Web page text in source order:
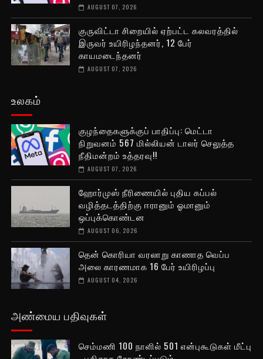
AUGUST 07, 2026
குருவிட்டா சிறையில் ஏற்பட்ட கலவரத்தில்
இருவர் உயிரிழந்தனர், 12 பேர்
காயமடைந்தனர்
AUGUST 07, 2026
உலகம்
குழந்தைகளுக்குப் பாதிப்பு: மெட்டா
நிறுவனம் 567 மில்லியன் டாலர் செலுத்த
நீதிமன்றம் உத்தரவு!!
AUGUST 07, 2026
ஹோர்முஸ் நீரிணையில் புதிய கப்பல்
வழித்தடத்திற்கு ஈரானும் ஓமானும்
ஒப்புக்கொண்டன
AUGUST 06, 2026
தென் கொரியா வரலாறு காணாத வெப்ப
அலை காரணமாக 16 பேர் உயிரிழப்பு
AUGUST 04, 2026
அண்மைய பதிவுகள்
செம்மணி 100 நாளில் 501 என்புகூடுகள் மீட்பு